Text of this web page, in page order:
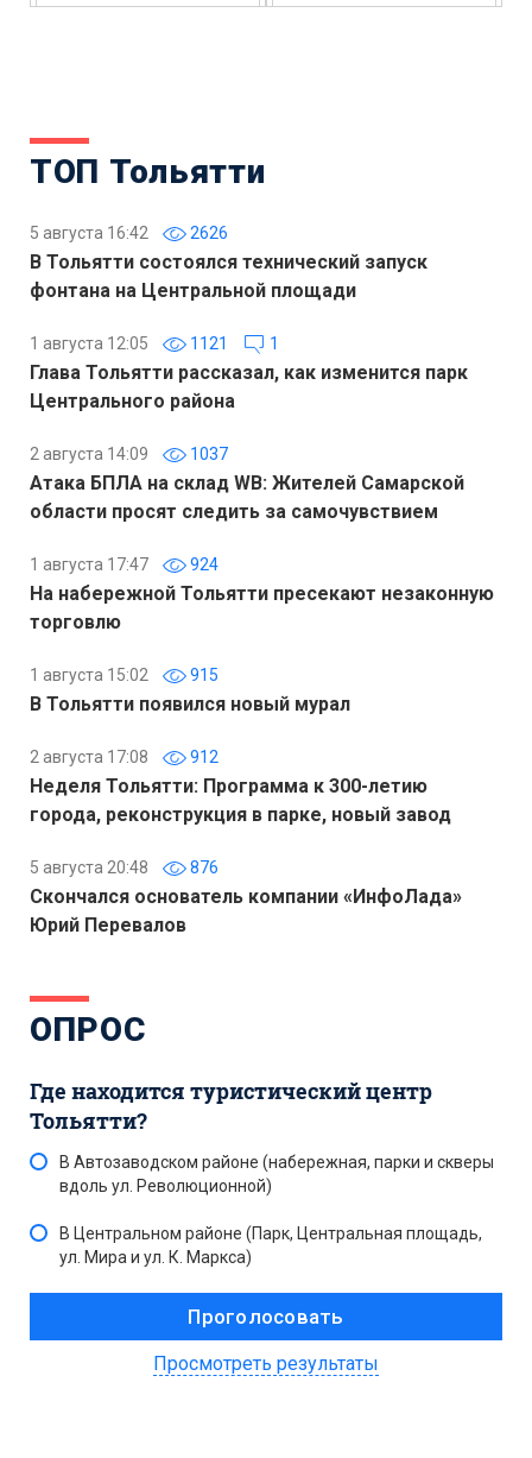
ТОП Тольятти
5 августа 16:42 2626
В Тольятти состоялся технический запуск
фонтана на Центральной площади
1 августа 12:05 1121 1
Глава Тольятти рассказал, как изменится парк
Центрального района
2 августа 14:09 1037
Атака БПЛА на склад WB: Жителей Самарской
области просят следить за самочувствием
1 августа 17:47 924
На набережной Тольятти пресекают незаконную
торговлю
1 августа 15:02 915
В Тольятти появился новый мурал
2 августа 17:08 912
Неделя Тольятти: Программа к 300-летию
города, реконструкция в парке, новый завод
5 августа 20:48 876
Скончался основатель компании «ИнфоЛада»
Юрий Перевалов
ОПРОС
Где находится туристический центр
Тольятти?
В Автозаводском районе (набережная, парки и скверы
вдоль ул. Революционной)
В Центральном районе (Парк, Центральная площадь,
ул. Мира и ул. К. Маркса)
Просмотреть результаты